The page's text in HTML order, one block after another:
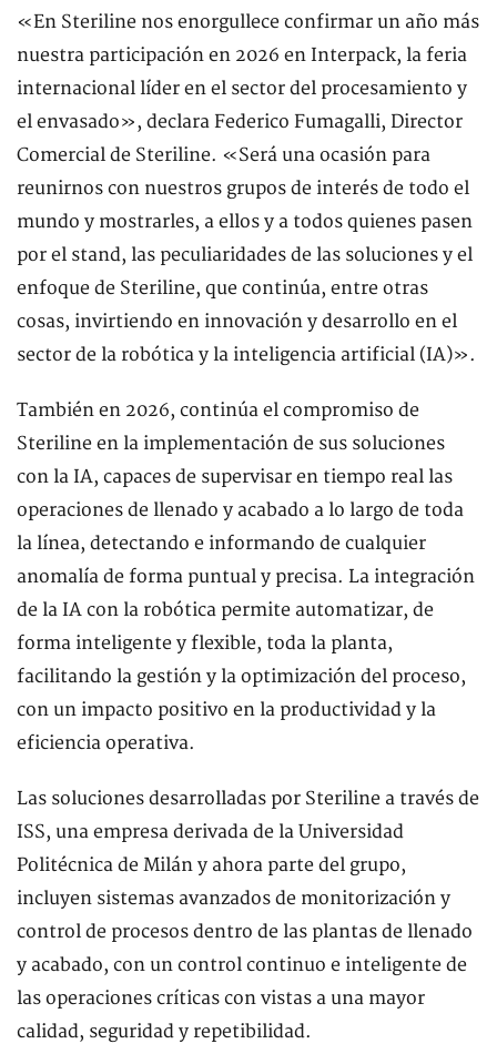
«En Steriline nos enorgullece confirmar un año más
nuestra participación en 2026 en Interpack, la feria
internacional líder en el sector del procesamiento y
el envasado», declara Federico Fumagalli, Director
Comercial de Steriline. «Será una ocasión para
reunirnos con nuestros grupos de interés de todo el
mundo y mostrarles, a ellos y a todos quienes pasen
por el stand, las peculiaridades de las soluciones y el
enfoque de Steriline, que continúa, entre otras
cosas, invirtiendo en innovación y desarrollo en el
sector de la robótica y la inteligencia artificial (IA)».
También en 2026, continúa el compromiso de
Steriline en la implementación de sus soluciones
con la IA, capaces de supervisar en tiempo real las
operaciones de llenado y acabado a lo largo de toda
la línea, detectando e informando de cualquier
anomalía de forma puntual y precisa. La integración
de la IA con la robótica permite automatizar, de
forma inteligente y flexible, toda la planta,
facilitando la gestión y la optimización del proceso,
con un impacto positivo en la productividad y la
eficiencia operativa.
Las soluciones desarrolladas por Steriline a través de
ISS, una empresa derivada de la Universidad
Politécnica de Milán y ahora parte del grupo,
incluyen sistemas avanzados de monitorización y
control de procesos dentro de las plantas de llenado
y acabado, con un control continuo e inteligente de
las operaciones críticas con vistas a una mayor
calidad, seguridad y repetibilidad.